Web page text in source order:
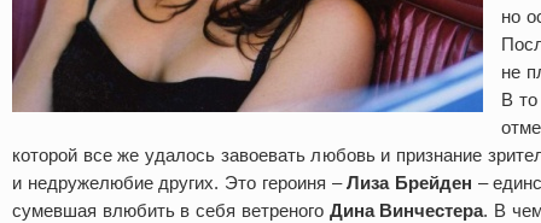
но
не
В
которой все же удалось завоевать любовь и признание
и недружелюбие других. Это героиня –Лиза Брейден –
сумевшая влюбить в себя ветреного Дина Винчестера. В